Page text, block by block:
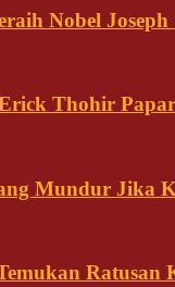
Nobel
Thohir
Mundur Jika